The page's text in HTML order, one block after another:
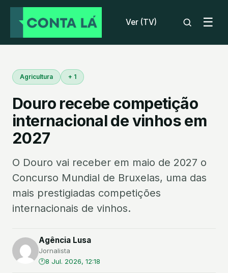
Ver (TV) ☰
Agricultura + 1
Douro recebe competição
internacional de vinhos em
2027
O Douro vai receber em maio de 2027 o
Concurso Mundial de Bruxelas, uma das
mais prestigiadas competições
internacionais de vinhos.
Agência Lusa
Jornalista
8 Jul. 2026, 12:18